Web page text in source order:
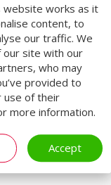
website works as it
content, to
our traffic. We
our site with our
who may
provided to
use of their
more information.
Accept